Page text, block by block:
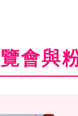
會與